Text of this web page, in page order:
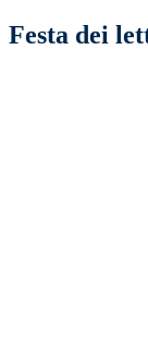
Festa dei